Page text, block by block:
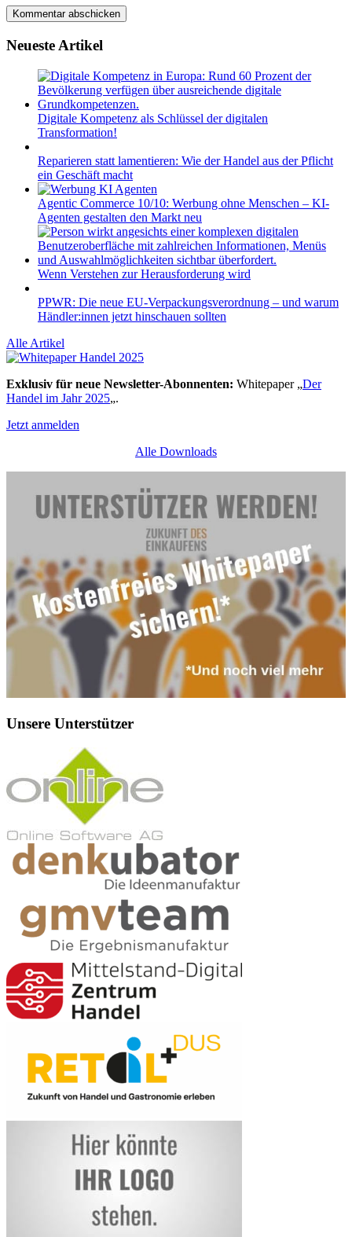
Neueste Artikel
Digitale Kompetenz als Schlüssel der digitalen
Transformation!
Reparieren statt lamentieren: Wie der Handel aus der Pflicht
ein Geschäft macht
Agentic Commerce 10/10: Werbung ohne Menschen – KI-
Agenten gestalten den Markt neu
Wenn Verstehen zur Herausforderung wird
PPWR: Die neue EU-Verpackungsverordnung – und warum
Händler:innen jetzt hinschauen sollten
Alle Artikel
Exklusiv für neue Newsletter-Abonnenten: Whitepaper „Der
Handel im Jahr 2025„.
Jetzt anmelden
Alle Downloads
Unsere Unterstützer